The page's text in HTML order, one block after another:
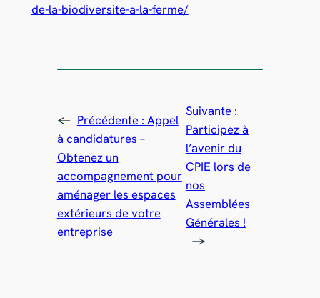
de-la-biodiversite-a-la-ferme/
← Précédente : Appel
à candidatures –
Obtenez un
accompagnement pour
aménager les espaces
extérieurs de votre
entreprise
Suivante :
Participez à
l’avenir du
CPIE lors de
nos
Assemblées
Générales !
→